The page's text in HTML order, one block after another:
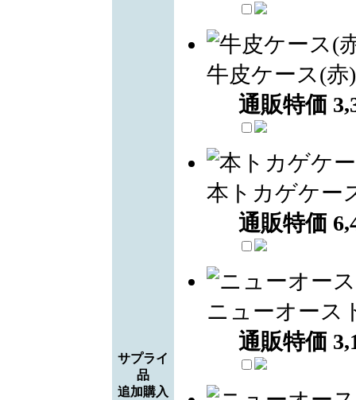
サプライ
品
追加購入
牛皮ケース(赤)
通販特価
本トカゲケー
通販特価
ニューオース
通販特価